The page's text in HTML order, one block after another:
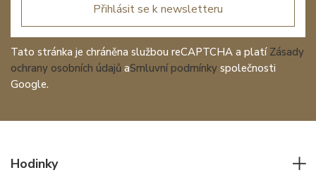
Přihlásit se k newsletteru
Tato stránka je chráněna službou reCAPTCHA a platí Zásady
ochrany osobních údajů aSmluvní podmínky společnosti
Google.
Hodinky